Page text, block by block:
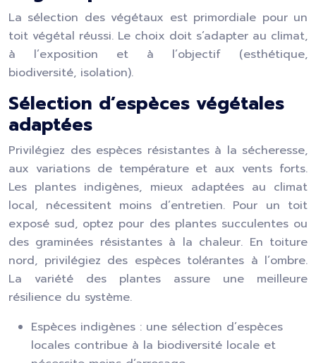
La sélection des végétaux est primordiale pour un
toit végétal réussi. Le choix doit s’adapter au climat,
à l’exposition et à l’objectif (esthétique,
biodiversité, isolation).
Sélection d’espèces végétales
adaptées
Privilégiez des espèces résistantes à la sécheresse,
aux variations de température et aux vents forts.
Les plantes indigènes, mieux adaptées au climat
local, nécessitent moins d’entretien. Pour un toit
exposé sud, optez pour des plantes succulentes ou
des graminées résistantes à la chaleur. En toiture
nord, privilégiez des espèces tolérantes à l’ombre.
La variété des plantes assure une meilleure
résilience du système.
Espèces indigènes : une sélection d’espèces
locales contribue à la biodiversité locale et